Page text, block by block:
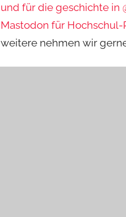
und für die geschichte in
Mastodon für Hochschul-
weitere nehmen wir